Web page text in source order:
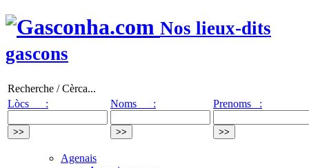
Nos lieux-dits
gascons
Recherche / Cèrca...
Lòcs :
Noms : Prenoms :
Agenais